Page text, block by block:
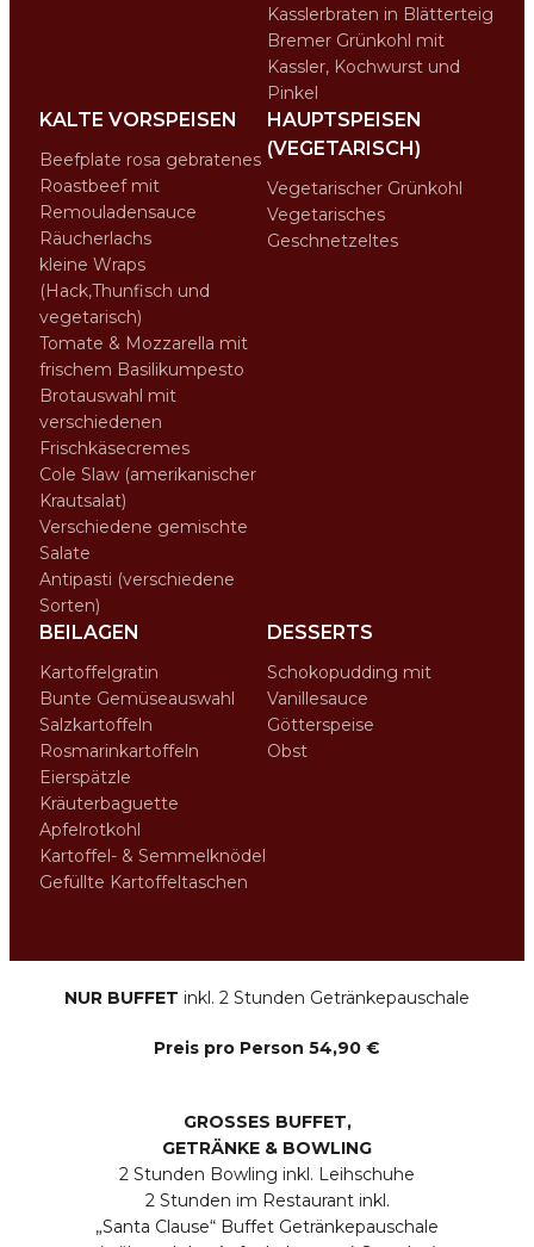
Kasslerbraten in Blätterteig
Bremer Grünkohl mit
Kassler, Kochwurst und
Pinkel
KALTE VORSPEISEN
Beefplate rosa gebratenes
Roastbeef mit
Remouladensauce
Räucherlachs
kleine Wraps
(Hack,Thunfisch und
vegetarisch)
Tomate & Mozzarella mit
frischem Basilikumpesto
Brotauswahl mit
verschiedenen
Frischkäsecremes
Cole Slaw (amerikanischer
Krautsalat)
Verschiedene gemischte
Salate
Antipasti (verschiedene
Sorten)
HAUPTSPEISEN
(VEGETARISCH)
Vegetarischer Grünkohl
Vegetarisches
Geschnetzeltes
BEILAGEN
Kartoffelgratin
Bunte Gemüseauswahl
Salzkartoffeln
Rosmarinkartoffeln
Eierspätzle
Kräuterbaguette
Apfelrotkohl
Kartoffel- & Semmelknödel
Gefüllte Kartoffeltaschen
DESSERTS
Schokopudding mit
Vanillesauce
Götterspeise
Obst
NUR BUFFET inkl. 2 Stunden Getränkepauschale
Preis pro Person 54,90 €
GROSSES BUFFET,
GETRÄNKE & BOWLING
2 Stunden Bowling inkl. Leihschuhe
2 Stunden im Restaurant inkl.
„Santa Clause“ Buffet Getränkepauschale